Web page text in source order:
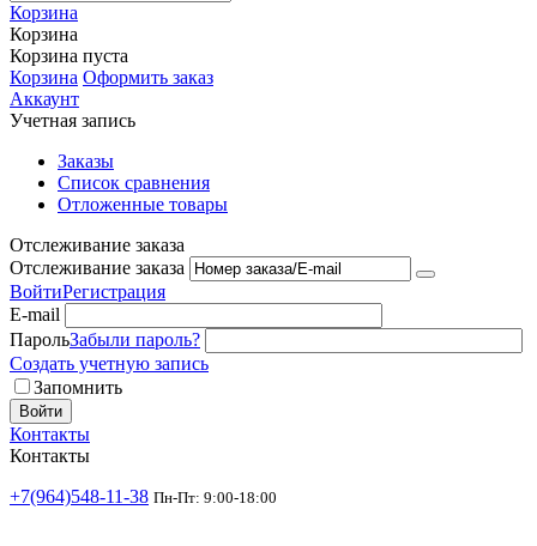
Корзина
Корзина
Корзина пуста
Корзина Оформить заказ
Аккаунт
Учетная запись
Заказы
Список сравнения
Отложенные товары
Отслеживание заказа
Отслеживание заказа
ВойтиРегистрация
E-mail
ПарольЗабыли пароль?
Создать учетную запись
Запомнить
Войти
Контакты
Контакты
+7(964)548-11-38 Пн-Пт: 9:00-18:00